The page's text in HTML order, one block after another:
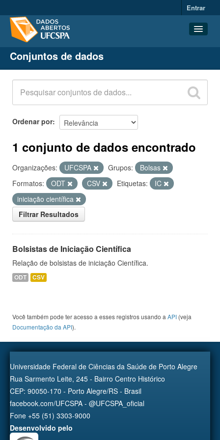
Entrar
Conjuntos de dados
Organizações
Grupos
Sobre
Conjuntos de dados
Ordenar por
1 conjunto de dados encontrado
Organizações: UFCSPA Grupos:
Bolsas
Formatos:
ODT CSV Etiquetas:
IC
iniciação científica
Filtrar Resultados
Bolsistas de Iniciação Científica
Relação de bolsistas de iniciação Científica.
ODT CSV
Você também pode ter acesso a esses registros usando a API (veja
Documentação da API).
Universidade Federal de Ciências da Saúde de Porto Alegre
Rua Sarmento Leite, 245 - Bairro Centro Histórico
CEP: 90050-170 - Porto Alegre/RS - Brasil
facebook.com/UFCSPA - @UFCSPA_oficial
Fone +55 (51) 3303-9000
Desenvolvido pelo